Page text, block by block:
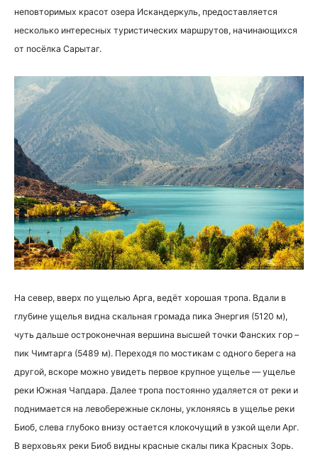
неповторимых красот озера Искандеркуль, предоставляется
несколько интересных туристических маршрутов, начинающихся
от посёлка Сарытаг.
На север, вверх по ущелью Арга, ведёт хорошая тропа. Вдали в
глубине ущелья видна скальная громада пика Энергия (5120 м),
чуть дальше остроконечная вершина высшей точки Фанских гор –
пик Чимтарга (5489 м). Переходя по мостикам с одного берега на
другой, вскоре можно увидеть первое крупное ущелье — ущелье
реки Южная Чапдара. Далее тропа постоянно удаляется от реки и
поднимается на левобережные склоны, уклоняясь в ущелье реки
Биоб, слева глубоко внизу остается клокочущий в узкой щели Арг.
В верховьях реки Биоб видны красные скалы пика Красных Зорь.